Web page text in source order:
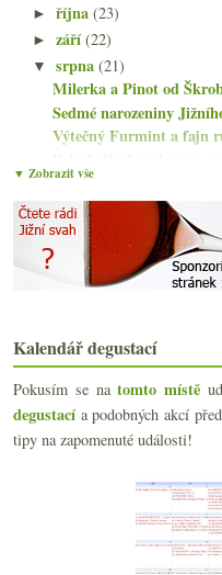
►října(23)
►září(22)
▼srpna(21)
Milerka a Pinot od
Sedmé narozeniny
Výtečný Furmint a fajn
Polosladké Lambrusco a
Jezero vína po
Vinař roku 2014, ruský
Fajn bílé z Korsiky
Krásné čtení o víně… a
Další sklizeň na Jižním
Pár vzorků z Enomaticu
Vinné sběratelství a
Nemocniční bar,
Tři vinná a jedno pivní
Oblíbené celerové pyré a
Pozvánky a něco málo
Nebezpečné bubliny
Večírková vinná
Kvasinka přírodní,
▼ Zobrazit vše
Kalendář degustací
Pokusím se natomto místě
degustacía podobných akcí
tipy na zapomenuté události!